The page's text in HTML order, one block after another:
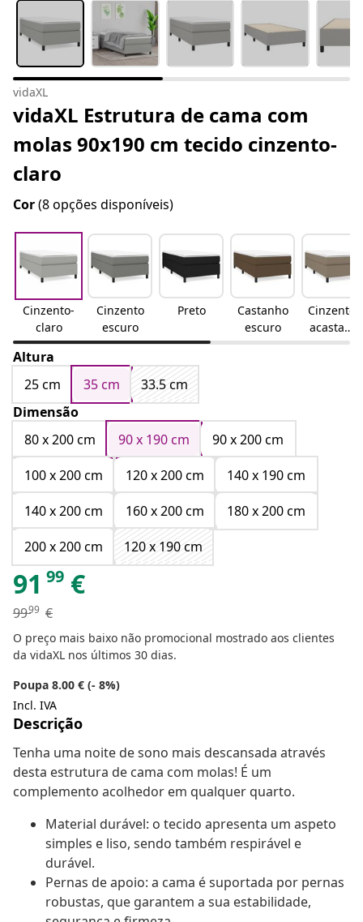
vidaXL
vidaXL Estrutura de cama com
molas 90x190 cm tecido cinzento-
claro
Cor(8 opções disponíveis)
Cinzento-
claro
Cinzento
escuro
Preto
Castanho
escuro
Cinzento-
acastanh
ado
Altura
25 cm
35 cm
33.5 cm
Dimensão
80 x 200 cm
90 x 190 cm
90 x 200 cm
100 x 200 cm
120 x 200 cm
140 x 190 cm
140 x 200 cm
160 x 200 cm
180 x 200 cm
200 x 200 cm
120 x 190 cm
91 99 €
9999 €
O preço mais baixo não promocional mostrado aos clientes
da vidaXL nos últimos 30 dias.
Poupa 8.00 € (- 8%)
Incl. IVA
Descrição
Tenha uma noite de sono mais descansada através
desta estrutura de cama com molas! É um
complemento acolhedor em qualquer quarto.
Material durável: o tecido apresenta um aspeto
simples e liso, sendo também respirável e
durável.
Pernas de apoio: a cama é suportada por pernas
robustas, que garantem a sua estabilidade,